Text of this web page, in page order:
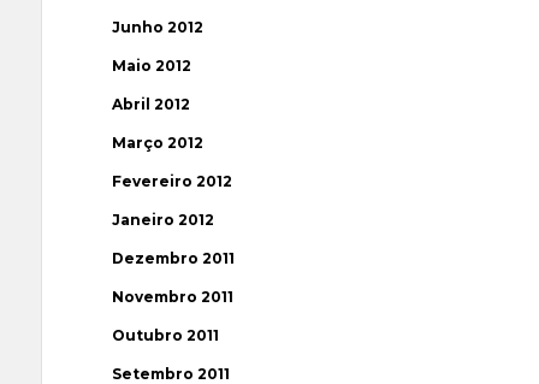
Junho 2012
Maio 2012
Abril 2012
Março 2012
Fevereiro 2012
Janeiro 2012
Dezembro 2011
Novembro 2011
Outubro 2011
Setembro 2011